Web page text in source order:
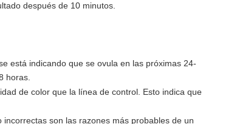
después de 10 minutos.
está indicando que se ovula en las próximas 24-
horas.
de color que la línea de control. Esto indica que
son las razones más probables de un